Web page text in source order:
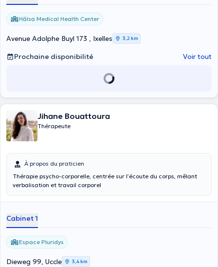
Hälsa Medical Health Center
Avenue Adolphe Buyl 173 , Ixelles 3,2 km
Prochaine disponibilité Voir tout
Jihane Bouattoura
Thérapeute
À propos du praticien
Thérapie psycho-corporelle, centrée sur l’écoute du corps, mêlant
verbalisation et travail corporel
Cabinet 1
Espace Pluridys
Dieweg 99, Uccle 3,4 km